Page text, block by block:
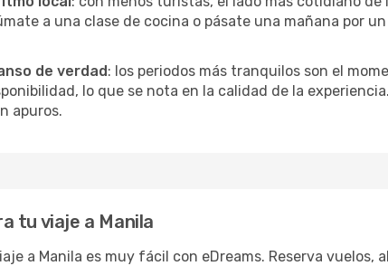
a una clase de cocina o pásate una mañana por
de verdad: los periodos más tranquilos son el
lo que se nota en la calidad de la
apuros.
tu viaje a Manila
a Manila es muy fácil con eDreams. Reserva